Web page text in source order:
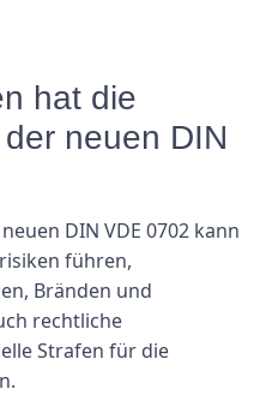
hat die
neuen DIN
DIN VDE 0702 kann
führen,
Bränden und
rechtliche
Strafen für die